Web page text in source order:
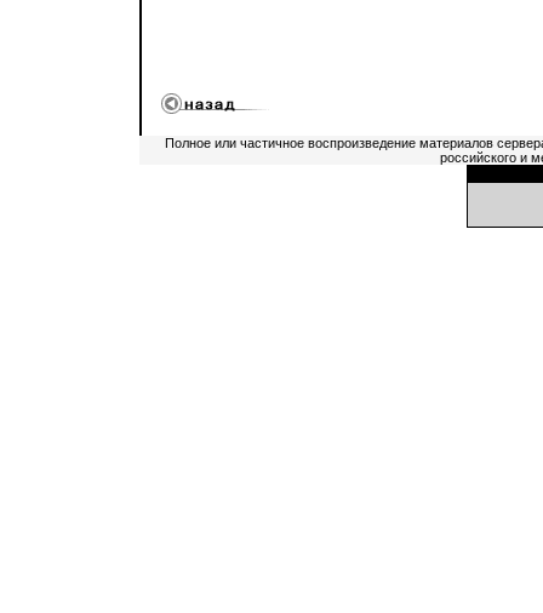
Полное или частичное воспроизведение материалов
российского и